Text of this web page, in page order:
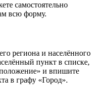
самостоятельно
всю форму.
региона и населённого
пункт в списке,
и впишите
в графу «Город».